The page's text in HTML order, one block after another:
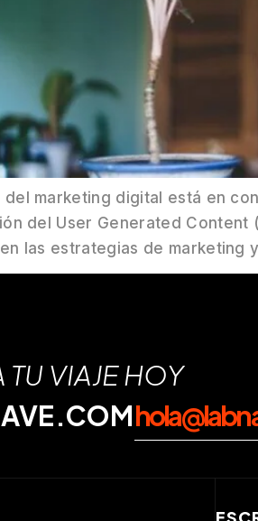
del marketing digital está en
del User Generated Content
las estrategias de marketing
VIAJE HOY